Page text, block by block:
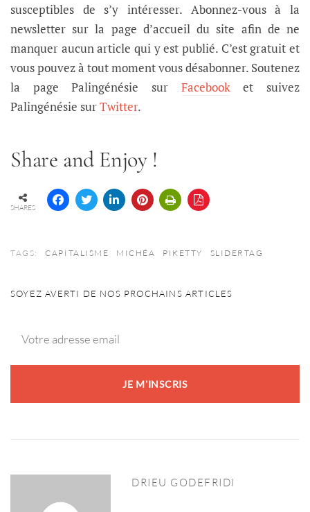
susceptibles de s’y intéresser. Abonnez-vous à la
newsletter sur la page d’accueil du site afin de ne
manquer aucun article qui y est publié. C’est gratuit et
vous pouvez à tout moment vous désabonner. Soutenez
la page Palingénésie sur Facebooket suivez
Palingénésie surTwitter.
Share and Enjoy !
SHARES
TAGS: CAPITALISME MICHÉA PIKETTY SLIDERTAG
SOYEZ AVERTI DE NOS PROCHAINS ARTICLES
DRIEU GODEFRIDI